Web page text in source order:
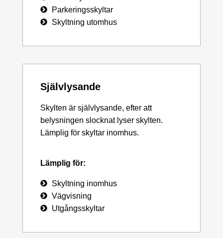
Parkeringsskyltar
Skyltning utomhus
Självlysande
Skylten är självlysande, efter att
belysningen slocknat lyser skylten.
Lämplig för skyltar inomhus.
Lämplig för:
Skyltning inomhus
Vägvisning
Utgångsskyltar